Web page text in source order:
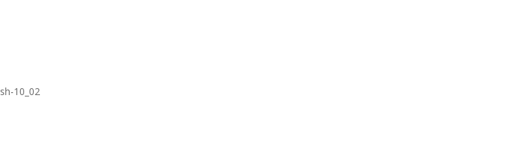
sh-10_02